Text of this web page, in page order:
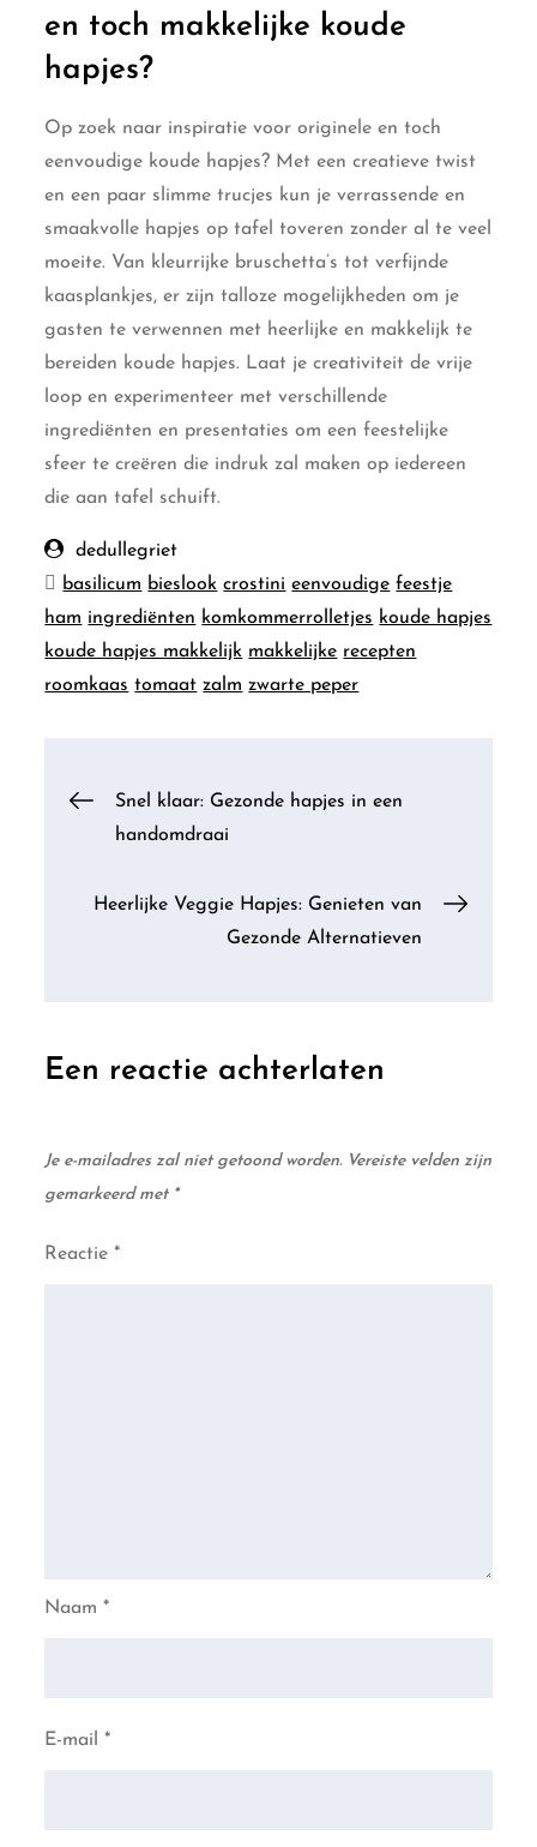
en toch makkelijke koude
hapjes?
Op zoek naar inspiratie voor originele en toch
eenvoudige koude hapjes? Met een creatieve twist
en een paar slimme trucjes kun je verrassende en
smaakvolle hapjes op tafel toveren zonder al te veel
moeite. Van kleurrijke bruschetta’s tot verfijnde
kaasplankjes, er zijn talloze mogelijkheden om je
gasten te verwennen met heerlijke en makkelijk te
bereiden koude hapjes. Laat je creativiteit de vrije
loop en experimenteer met verschillende
ingrediënten en presentaties om een feestelijke
sfeer te creëren die indruk zal maken op iedereen
die aan tafel schuift.
dedullegriet
basilicum bieslook crostini eenvoudige feestje
ham ingrediënten komkommerrolletjes koude hapjes
koude hapjes makkelijk makkelijke recepten
roomkaas tomaat zalm zwarte peper
Berichtnavigatie
Snel klaar: Gezonde hapjes in een
handomdraai
Heerlijke Veggie Hapjes: Genieten van
Gezonde Alternatieven
Een reactie achterlaten
Je e-mailadres zal niet getoond worden. Vereiste velden zijn
gemarkeerd met *
Reactie*
Naam*
E-mail*